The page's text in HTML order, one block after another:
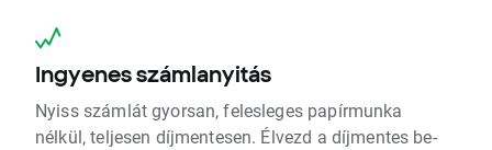
Ingyenes számlanyitás
Nyiss számlát gyorsan, felesleges papírmunka
nélkül, teljesen díjmentesen. Élvezd a díjmentes be-